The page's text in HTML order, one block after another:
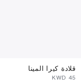
قلادة كيرا المينا